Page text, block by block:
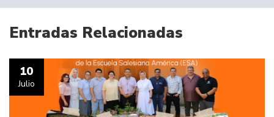
Entradas Relacionadas
10
Julio